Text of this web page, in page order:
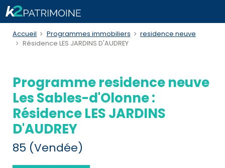
Accueil Programmes immobiliers
residence neuve
Résidence LES JARDINS D'AUDREY
Programme residence neuve
Les Sables-d'Olonne :
Résidence LES JARDINS
D'AUDREY
85 (Vendée)